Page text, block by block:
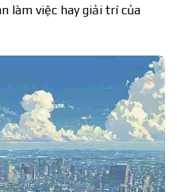
làm việc hay giải trí của